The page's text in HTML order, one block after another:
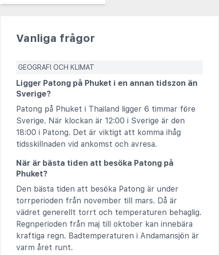
Vanliga frågor
GEOGRAFI OCH KLIMAT
Ligger Patong på Phuket i en annan tidszon än
Sverige?
Patong på Phuket i Thailand ligger 6 timmar före
Sverige. När klockan är 12:00 i Sverige är den
18:00 i Patong. Det är viktigt att komma ihåg
tidsskillnaden vid ankomst och avresa.
När är bästa tiden att besöka Patong på
Phuket?
Den bästa tiden att besöka Patong är under
torrperioden från november till mars. Då är
vädret generellt torrt och temperaturen behaglig.
Regnperioden från maj till oktober kan innebära
kraftiga regn. Badtemperaturen i Andamansjön är
varm året runt.